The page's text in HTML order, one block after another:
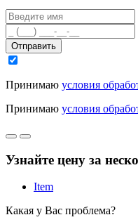
Отправить
Принимаю условия
Принимаю условия
Узнайте цену за
Item
Какая у Вас проблема?